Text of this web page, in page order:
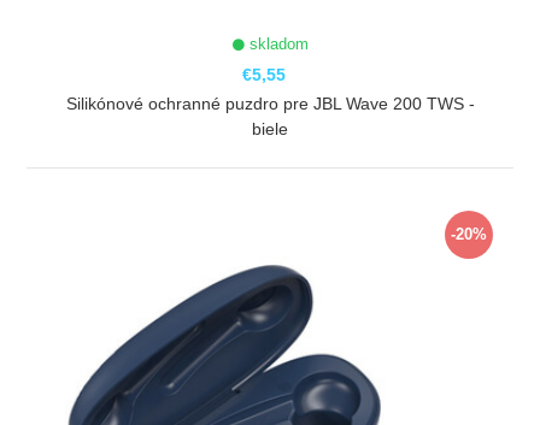
skladom
€5,55
Silikónové ochranné puzdro pre JBL Wave 200 TWS -
biele
-20%